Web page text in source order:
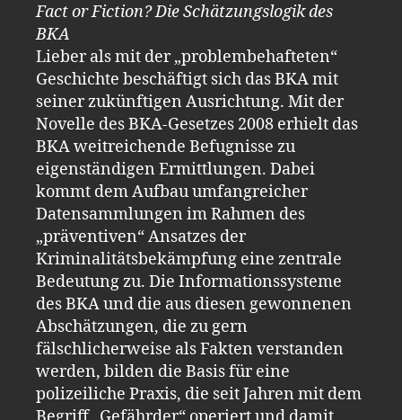
Fact or Fiction? Die Schätzungslogik des
BKA
Lieber als mit der „problembehafteten“
Geschichte beschäftigt sich das BKA mit
seiner zukünftigen Ausrichtung. Mit der
Novelle des BKA-Gesetzes 2008 erhielt das
BKA weitreichende Befugnisse zu
eigenständigen Ermittlungen. Dabei
kommt dem Aufbau umfangreicher
Datensammlungen im Rahmen des
„präventiven“ Ansatzes der
Kriminalitätsbekämpfung eine zentrale
Bedeutung zu. Die Informationssysteme
des BKA und die aus diesen gewonnenen
Abschätzungen, die zu gern
fälschlicherweise als Fakten verstanden
werden, bilden die Basis für eine
polizeiliche Praxis, die seit Jahren mit dem